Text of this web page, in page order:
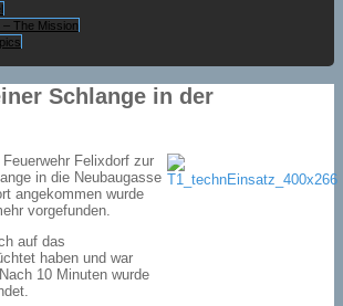
– The Mission
Schlange in der
Felixdorf zur
in die Neubaugasse
angekommen wurde
vorgefunden.
auf das
haben und war
10 Minuten wurde